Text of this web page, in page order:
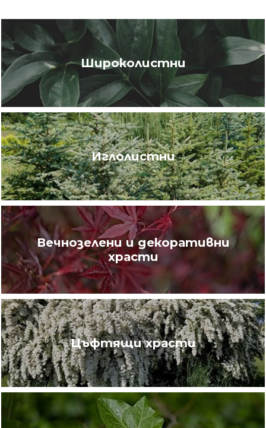
Широколистни
Иглолистни
Вечнозелени и декоративни
храсти
Цъфтящи храсти